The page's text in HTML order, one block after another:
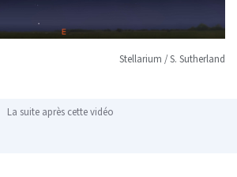
Stellarium / S. Sutherland
La suite après cette vidéo